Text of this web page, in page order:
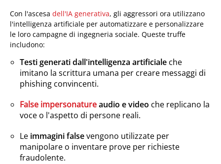
Con l'ascesa dell'IA generativa, gli aggressori ora utilizzano
l'intelligenza artificiale per automatizzare e personalizzare
le loro campagne di ingegneria sociale. Queste truffe
includono:
Testi generati dall'intelligenza artificiale che
imitano la scrittura umana per creare messaggi di
phishing convincenti.
False impersonatureaudio e video che replicano la
voce o l'aspetto di persone reali.
Le immagini falsevengono utilizzate per
manipolare o inventare prove per richieste
fraudolente.